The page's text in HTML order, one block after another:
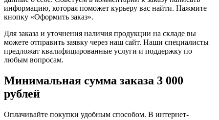
информацию, которая поможет курьеру вас найти. Нажмите
кнопку «Оформить заказ».
Для заказа и уточнения наличия продукции на складе вы
можете отправить заявку через наш сайт. Наши специалисты
предложат квалифицированные услуги и поддержку по
любым вопросам.
Минимальная сумма заказа 3 000
рублей
Оплачивайте покупки удобным способом. В интернет-